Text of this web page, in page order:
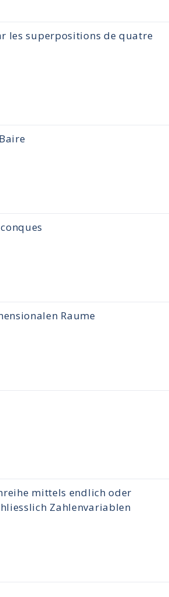
les superpositions de quatre
Raume
mittels endlich oder
Zahlenvariablen